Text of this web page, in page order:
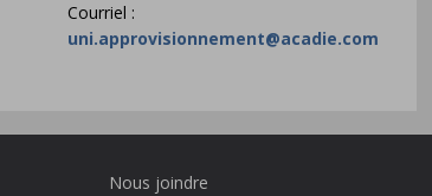
Courriel :
uni.approvisionnement@acadie.com
Nous joindre